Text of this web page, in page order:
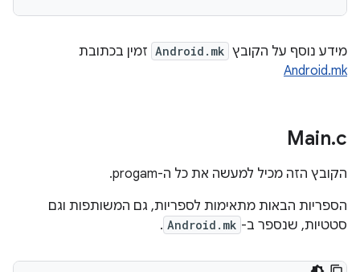
מידע נוסף על הקובץ Android.mk זמין בכתובת
Android.mk
Main.c
הקובץ הזה מכיל למעשה את כל ה-progam.
הספריות הבאות מתאימות לספריות, גם המשותפות וגם
סטטיות, שנספר ב- Android.mk
.